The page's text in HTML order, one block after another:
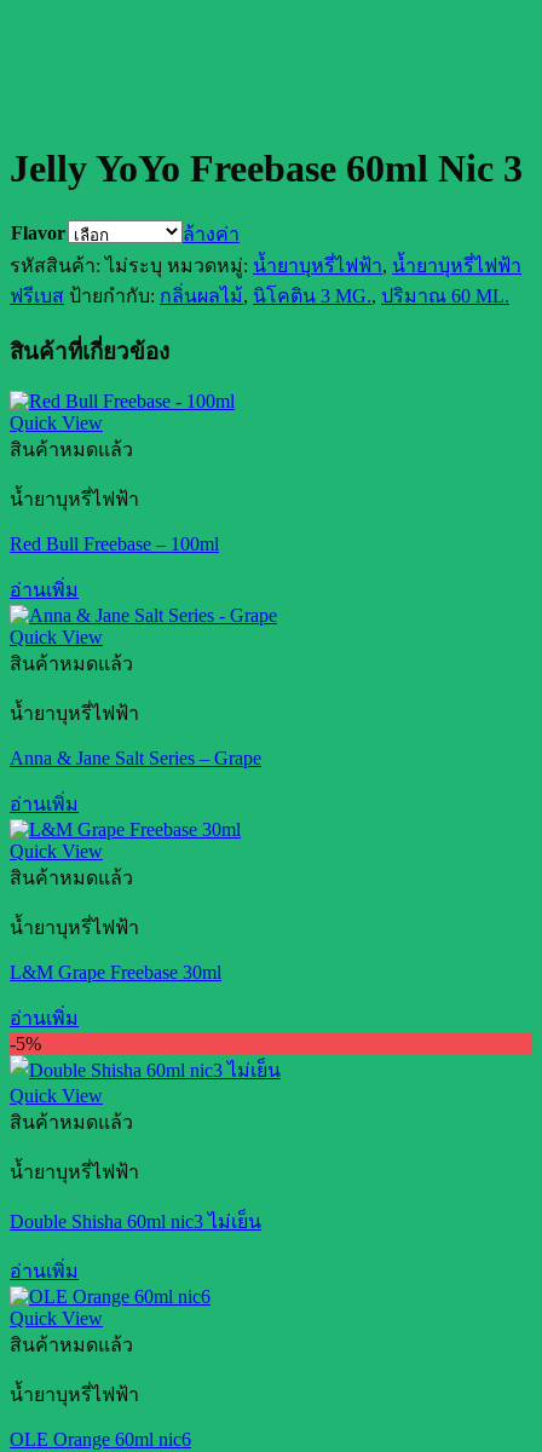
Jelly YoYo Freebase 60ml Nic 3
Flavor
ล้างค่า
รหัสสินค้า:ไม่ระบุ หมวดหมู่: น้ำยาบุหรี่ไฟฟ้า, น้ำยาบุหรี่ไฟฟ้า
ฟรีเบส ป้ายกำกับ: กลิ่นผลไม้, นิโคติน 3 MG., ปริมาณ 60 ML.
สินค้าที่เกี่ยวข้อง
Quick View
สินค้าหมดแล้ว
น้ำยาบุหรี่ไฟฟ้า
Red Bull Freebase – 100ml
อ่านเพิ่ม
Quick View
สินค้าหมดแล้ว
น้ำยาบุหรี่ไฟฟ้า
Anna & Jane Salt Series – Grape
อ่านเพิ่ม
Quick View
สินค้าหมดแล้ว
น้ำยาบุหรี่ไฟฟ้า
L&M Grape Freebase 30ml
อ่านเพิ่ม
-5%
Quick View
สินค้าหมดแล้ว
น้ำยาบุหรี่ไฟฟ้า
Double Shisha 60ml nic3 ไม่เย็น
อ่านเพิ่ม
Quick View
สินค้าหมดแล้ว
น้ำยาบุหรี่ไฟฟ้า
OLE Orange 60ml nic6